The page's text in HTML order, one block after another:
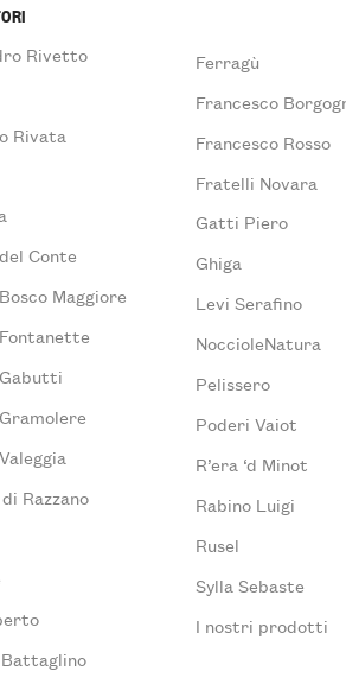
Rivetto
Rivata
Conte
Maggiore
Razzano
Ferragù
Francesco
Francesco Rosso
Fratelli Novara
Gatti Piero
Ghiga
Levi Serafino
NoccioleNatura
Pelissero
Poderi Vaiot
R’era ‘d Minot
Rabino Luigi
Rusel
Sylla Sebaste
I nostri prodotti